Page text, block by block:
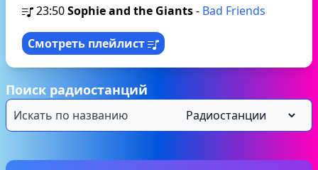
23:50Sophie and the Giants- Bad Friends
Смотреть плейлист
Поиск радиостанций